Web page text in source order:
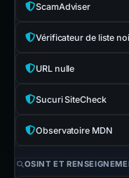
ScamAdviser
Vérificateur de liste
URL nulle
Sucuri SiteCheck
Observatoire MDN
OSINT ET